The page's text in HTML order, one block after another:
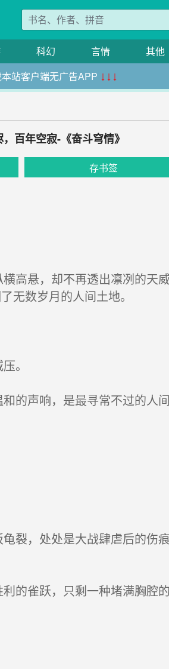
科幻 言情 其他
站客户端无广告APP ↓↓↓
百年空寂-《奋斗穹情》
存书签
高悬，却不再透出凛冽的天
无数岁月的人间土地。
。
的声响，是最寻常不过的人间
裂，处处是大战肆虐后的伤
的雀跃，只剩一种堵满胸腔的